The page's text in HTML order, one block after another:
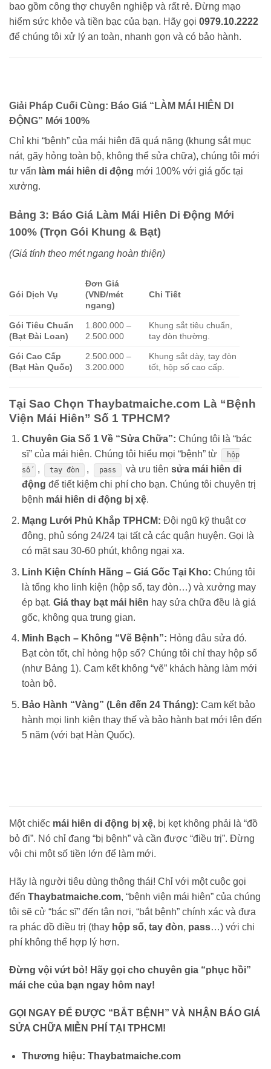
bao gồm công thợ chuyên nghiệp và rất rẻ. Đừng mạo
hiểm sức khỏe và tiền bạc của bạn. Hãy gọi 0979.10.2222
để chúng tôi xử lý an toàn, nhanh gọn và có bảo hành.
Giải Pháp Cuối Cùng: Báo Giá “LÀM MÁI HIÊN DI
ĐỘNG” Mới 100%
Chỉ khi “bệnh” của mái hiên đã quá nặng (khung sắt mục
nát, gãy hỏng toàn bộ, không thể sửa chữa), chúng tôi mới
tư vấn làm mái hiên di động mới 100% với giá gốc tại
xưởng.
Bảng 3: Báo Giá Làm Mái Hiên Di Động Mới
100% (Trọn Gói Khung & Bạt)
(Giá tính theo mét ngang hoàn thiện)
Gói Dịch Vụ
Đơn Giá
(VNĐ/mét
ngang)
Chi Tiết
Gói Tiêu Chuẩn
(Bạt Đài Loan)
1.800.000 –
2.500.000
Khung sắt tiêu chuẩn,
tay đòn thường.
Gói Cao Cấp
(Bạt Hàn Quốc)
2.500.000 –
3.200.000
Khung sắt dày, tay đòn
tốt, hộp số cao cấp.
Tại Sao Chọn Thaybatmaiche.com Là “Bệnh
Viện Mái Hiên” Số 1 TPHCM?
Chuyên Gia Số 1 Về “Sửa Chữa”: Chúng tôi là “bác
sĩ” của mái hiên. Chúng tôi hiểu mọi “bệnh” từ
hộp
số
, tay đòn , pass và ưu tiên sửa mái hiên di
động để tiết kiệm chi phí cho bạn. Chúng tôi chuyên trị
bệnh mái hiên di động bị xệ.
Mạng Lưới Phủ Khắp TPHCM: Đội ngũ kỹ thuật cơ
động, phủ sóng 24/24 tại tất cả các quận huyện. Gọi là
có mặt sau 30-60 phút, không ngại xa.
Linh Kiện Chính Hãng – Giá Gốc Tại Kho: Chúng tôi
là tổng kho linh kiện (hộp số, tay đòn…) và xưởng may
ép bạt. Giá thay bạt mái hiên hay sửa chữa đều là giá
gốc, không qua trung gian.
Minh Bạch – Không “Vẽ Bệnh”: Hỏng đâu sửa đó.
Bạt còn tốt, chỉ hỏng hộp số? Chúng tôi chỉ thay hộp số
(như Bảng 1). Cam kết không “vẽ” khách hàng làm mới
toàn bộ.
Bảo Hành “Vàng” (Lên đến 24 Tháng): Cam kết bảo
hành mọi linh kiện thay thế và bảo hành bạt mới lên đến
5 năm (với bạt Hàn Quốc).
Một chiếc mái hiên di động bị xệ, bị kẹt không phải là “đồ
bỏ đi”. Nó chỉ đang “bị bệnh” và cần được “điều trị”. Đừng
vội chi một số tiền lớn để làm mới.
Hãy là người tiêu dùng thông thái! Chỉ với một cuộc gọi
đến Thaybatmaiche.com, “bệnh viện mái hiên” của chúng
tôi sẽ cử “bác sĩ” đến tận nơi, “bắt bệnh” chính xác và đưa
ra phác đồ điều trị (thay hộp số, tay đòn, pass…) với chi
phí không thể hợp lý hơn.
Đừng vội vứt bỏ! Hãy gọi cho chuyên gia “phục hồi”
mái che của bạn ngay hôm nay!
GỌI NGAY ĐỂ ĐƯỢC “BẮT BỆNH” VÀ NHẬN BÁO GIÁ
SỬA CHỮA MIỄN PHÍ TẠI TPHCM!
Thương hiệu: Thaybatmaiche.com